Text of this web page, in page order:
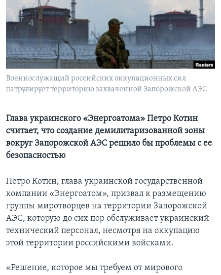
Learning English
СОЦИАЛЬНЫЕ СЕТИ
Языки
Военнослужащий российских оккупационных сил
патрулирует территорию захваченной Запорожской АЭС
Глава украинского «Энергоатома» Петро Котин
считает, что создание демилитаризованной зоны
вокруг Запорожской АЭС решило бы проблемы с ее
безопасностью
Петро Котин, глава украинской государственной
компании «Энергоатом», призвал к размещению
группы миротворцев на территории Запорожской
АЭС, которую до сих пор обслуживает украинский
технический персонал, несмотря на оккупацию
этой территории российскими войсками.
«Решение, которое мы требуем от мирового